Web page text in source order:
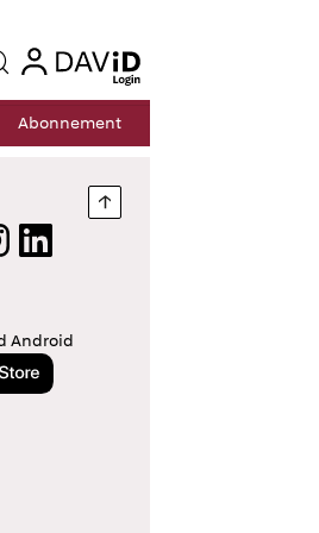
login
Abonnement
Nach oben springen
LinkedIn
Android
Store